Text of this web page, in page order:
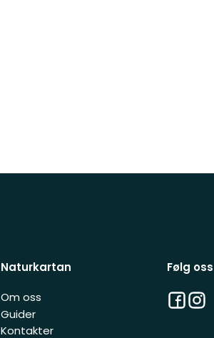
Naturkartan
Om oss
Guider
Kontakter
Følg oss
Facebook